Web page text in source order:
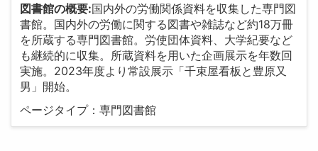
図書館の概要:国内外の労働関係資料を収集した専門図
書館。国内外の労働に関する図書や雑誌など約18万冊
を所蔵する専門図書館。労使団体資料、大学紀要など
も継続的に収集。所蔵資料を用いた企画展示を年数回
実施。2023年度より常設展示「千束屋看板と豊原又
男」開始。
ページタイプ：専門図書館